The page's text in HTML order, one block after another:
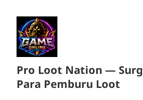
Pro Loot Nation —
Para Pemburu Loot